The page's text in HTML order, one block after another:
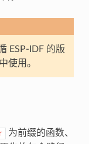
ESP-IDF 的版
使用。
为前缀的函数、